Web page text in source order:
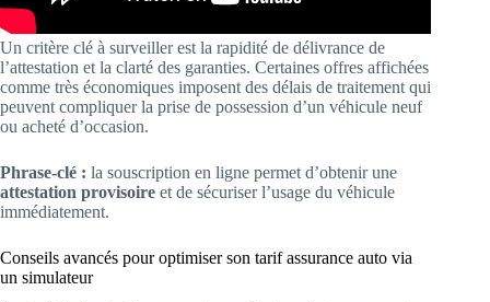
Un critère clé à surveiller est la rapidité de délivrance de
l’attestation et la clarté des garanties. Certaines offres affichées
comme très économiques imposent des délais de traitement qui
peuvent compliquer la prise de possession d’un véhicule neuf
ou acheté d’occasion.
Phrase-clé : la souscription en ligne permet d’obtenir une
attestation provisoire et de sécuriser l’usage du véhicule
immédiatement.
Conseils avancés pour optimiser son tarif assurance auto via
un simulateur